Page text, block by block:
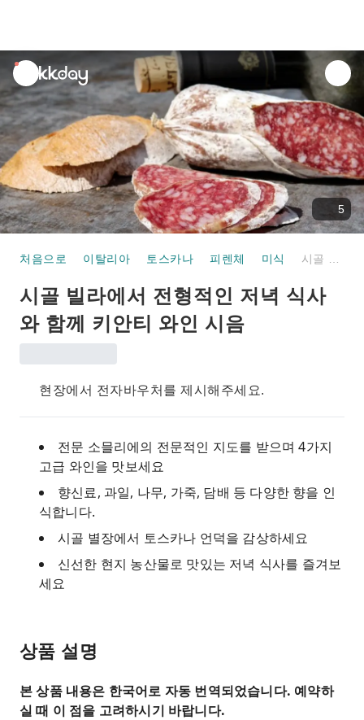
unread
notifications
5
처음으로 이탈리아 토스카나 피렌체 미식
시골 빌라에서 전형적인 저녁 식사
와 함께 키안티 와인 시음
현장에서 전자바우처를 제시해주세요.
전문 소믈리에의 전문적인 지도를 받으며 4가지
고급 와인을 맛보세요
향신료, 과일, 나무, 가죽, 담배 등 다양한 향을 인
식합니다.
시골 별장에서 토스카나 언덕을 감상하세요
신선한 현지 농산물로 맛있는 저녁 식사를 즐겨보
세요
상품 설명
본 상품 내용은 한국어로 자동 번역되었습니다. 예약하
실 때 이 점을 고려하시기 바랍니다.